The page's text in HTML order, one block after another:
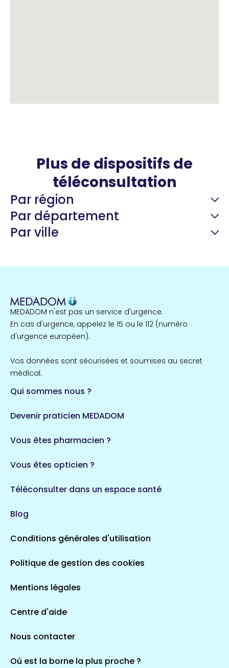
Plus de dispositifs de
téléconsultation
Par région
Île-de-France
857 espaces de santé
124 espaces de santé
Auvergne-Rhône-Alpes
720 espaces de santé
693 espaces de santé
324 espaces de santé
Par département
Côtes-d'Armor
Maine-et-Loire
Loiret
Loir-et-Cher
36 espaces de santé
Par ville
1 espaces de santé
1 espaces de santé
Saint-Agathon
MEDADOM n'est pas un service d'urgence.
En cas d'urgence, appelez le 15 ou le 112 (numéro
d'urgence européen).
Vos données sont sécurisées et soumises au secret
médical.
Qui sommes nous ?
Devenir praticien MEDADOM
Vous êtes pharmacien ?
Vous êtes opticien ?
Téléconsulter dans un espace santé
Blog
Conditions générales d'utilisation
Politique de gestion des cookies
Mentions légales
Centre d'aide
Nous contacter
Où est la borne la plus proche ?